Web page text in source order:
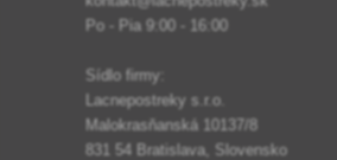
Po - Pia 9:00 - 16:00
Sídlo firmy:
Lacnepostreky s.r.o.
Malokrasňanská 10137/8
831 54 Bratislava, Slovensko